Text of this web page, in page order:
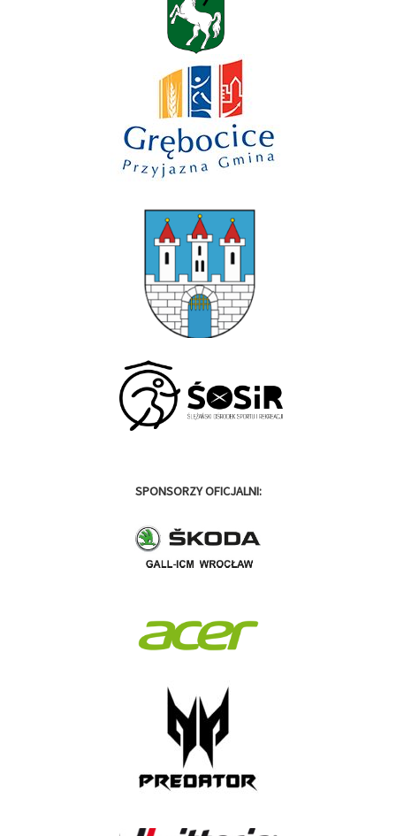
SPONSORZY OFICJALNI: